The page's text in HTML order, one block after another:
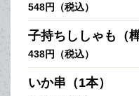
548円（税込）
子持ちししゃも（
438円（税込）
いか串（1本）